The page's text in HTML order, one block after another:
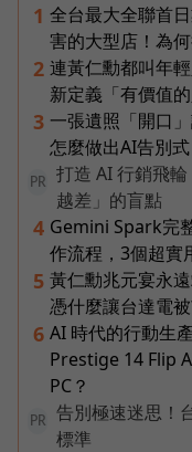
1 全台最大全聯首
害的大型店！為
2 連黃仁勳都叫年
新定義「有價值
3 一張遺照「開口
怎麼做出AI告別
PR
打造 AI 行銷飛
越差」的盲點
4 Gemini Spark完
作流程，3個超實
5 黃仁勳兆元宴永
憑什麼讓台達電
6 AI 時代的行動生
Prestige 14 Flip
PC？
PR
告別極速迷思！
標準